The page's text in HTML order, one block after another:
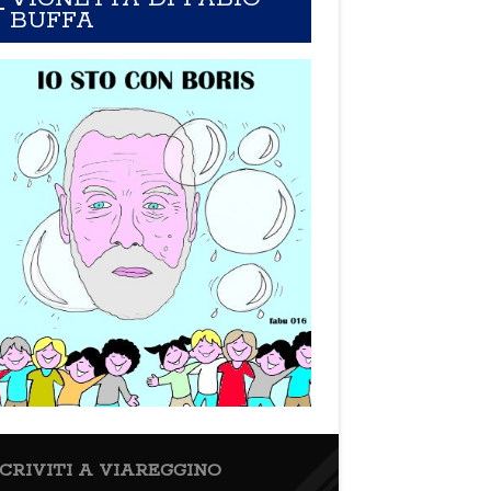
BUFFA
A VIAREGGINO